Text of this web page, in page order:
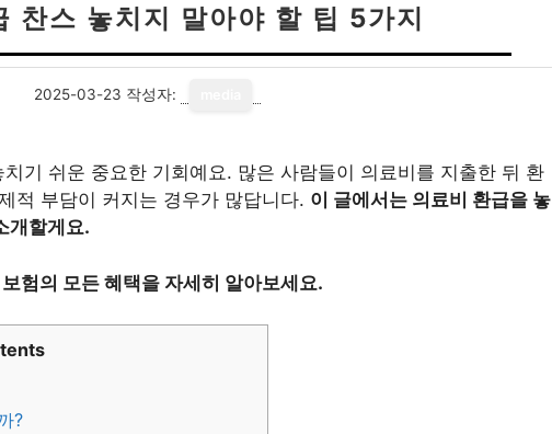
찬스 놓치지 말아야 할 팁 5가지
2025-03-23 작성자:
기 쉬운 중요한 기회예요. 많은 사람들이 의료비를 지출한 뒤 환
적 부담이 커지는 경우가 많답니다. 이 글에서는 의료비 환급을 놓
개할게요.
험의 모든 혜택을 자세히 알아보세요.
?